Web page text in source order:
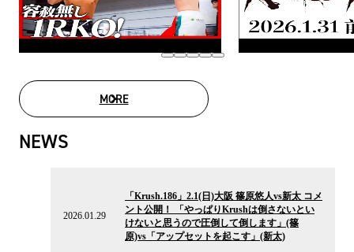
MOREMOVIE LIST
NEWS
2026.01.29
「Krush.186」2.1(日)大阪 篠原悠人vs新太 コメ
ント公開！ 「やっぱりKrushは倒さないとい
けないと思うので圧倒して倒します」(篠
原)vs「アップセットを起こす」(新太)